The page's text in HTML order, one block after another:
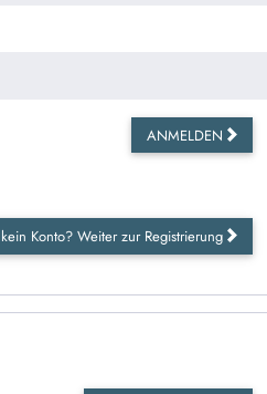
ANMELDEN
Konto? Weiter zur Registrierung